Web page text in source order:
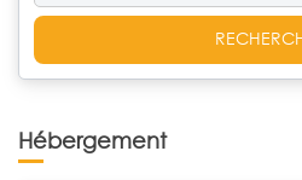
Hébergement